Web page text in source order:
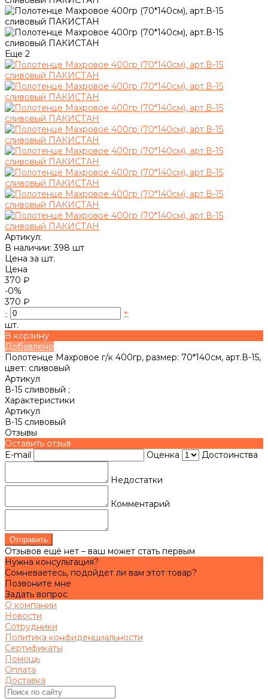
Еще 2
Артикул:
В наличии: 398 шт
Цена за шт.
Цена
370 ₽
-0%
370 ₽
-
+
шт.
В корзину
Добавлено
Полотенце Махровое г/к 400гр, размер: 70*140см, арт.В-15,
цвет: сливовый
Артикул
В-15 сливовый ;
Характеристики
Артикул
В-15 сливовый
Отзывы
Оставить отзыв
E-mail
Оценка Достоинства
Недостатки
Комментарий
Отправить
Отзывов ещё нет – ваш может стать первым
Нужна консультация?
Сомневаетесь, подойдет ли вам этот товар?
Позвоните мне
Задать вопрос
О компании
Новости
Сотрудники
Политика конфиденциальности
Сертификаты
Помощь
Оплата
Доставка